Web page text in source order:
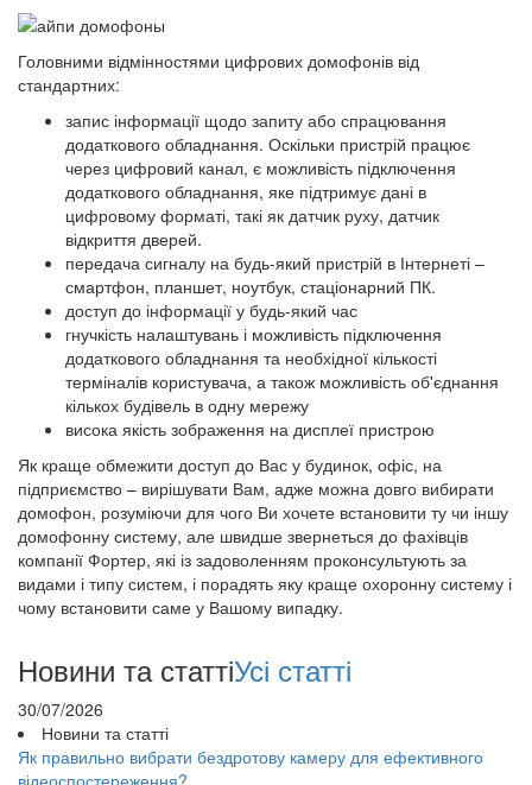
Головними відмінностями цифрових домофонів від
стандартних:
запис інформації щодо запиту або спрацювання
додаткового обладнання. Оскільки пристрій працює
через цифровий канал, є можливість підключення
додаткового обладнання, яке підтримує дані в
цифровому форматі, такі як датчик руху, датчик
відкриття дверей.
передача сигналу на будь-який пристрій в Інтернеті –
смартфон, планшет, ноутбук, стаціонарний ПК.
доступ до інформації у будь-який час
гнучкість налаштувань і можливість підключення
додаткового обладнання та необхідної кількості
терміналів користувача, а також можливість об'єднання
кількох будівель в одну мережу
висока якість зображення на дисплеї пристрою
Як краще обмежити доступ до Вас у будинок, офіс, на
підприємство – вирішувати Вам, адже можна довго вибирати
домофон, розуміючи для чого Ви хочете встановити ту чи іншу
домофонну систему, але швидше звернеться до фахівців
компанії Фортер, які із задоволенням проконсультують за
видами і типу систем, і порадять яку краще охоронну систему і
чому встановити саме у Вашому випадку.
Новини та статтіУсі статті
30/07/2026
Новини та статті
Як правильно вибрати бездротову камеру для ефективного